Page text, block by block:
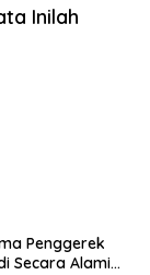
Inilah
Penggerek
Secara Alami